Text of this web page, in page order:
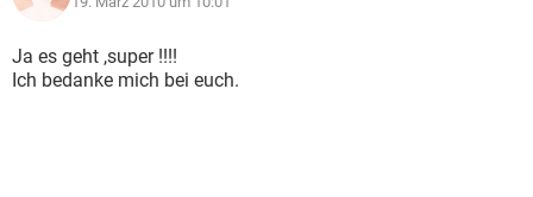
Ja es geht ,super !!!!
Ich bedanke mich bei euch.